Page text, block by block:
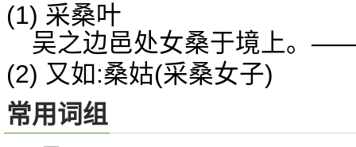
(1) 采桑叶
吴之边邑处女桑于境上。
(2) 又如:桑姑(采桑女子)
常用词组